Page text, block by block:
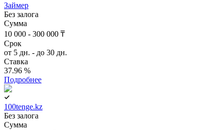
Займер
Без залога
Сумма
10 000 - 300 000 ₸
Срок
от 5 дн. - до 30 дн.
Ставка
37.96 %
Подробнее
100tenge.kz
Без залога
Сумма